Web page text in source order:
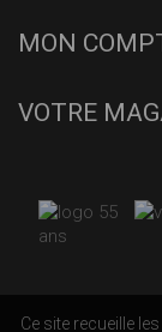
MON
VOTRE
Ce site recueille